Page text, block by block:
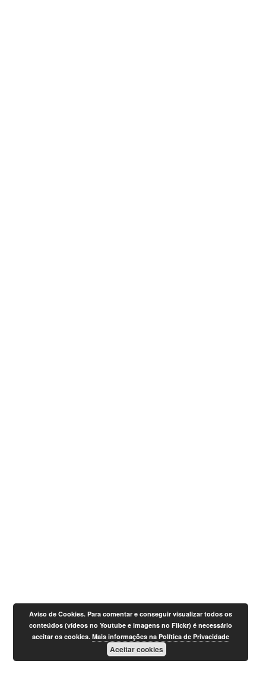
Aviso de Cookies. Para comentar e conseguir visualizar todos os
conteúdos (vídeos no Youtube e imagens no Flickr) é necessário
aceitar os cookies.Mais informações na Política de Privacidade
Aceitar cookies